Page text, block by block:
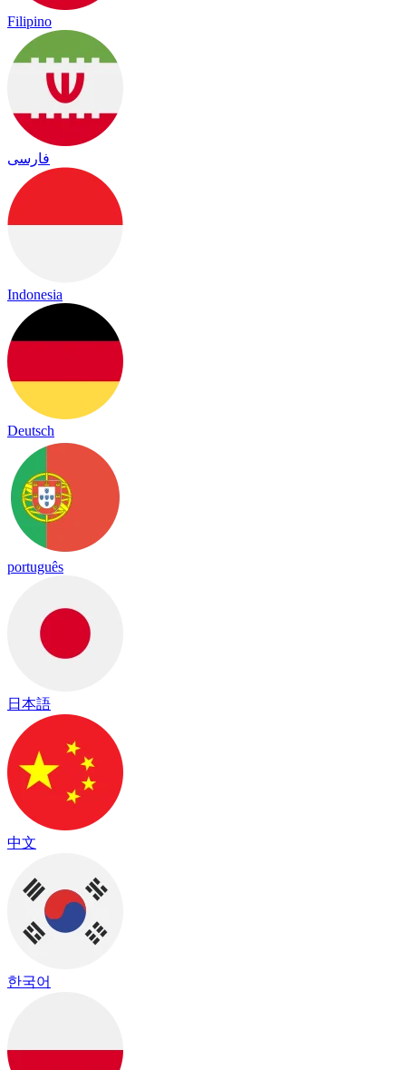
Filipino
فارسی
Indonesia
Deutsch
português
日本語
中文
한국어